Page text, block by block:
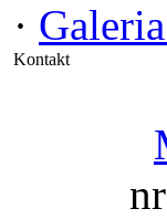
·
Kontakt